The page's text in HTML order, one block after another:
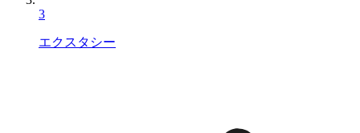
3
エクスタシー